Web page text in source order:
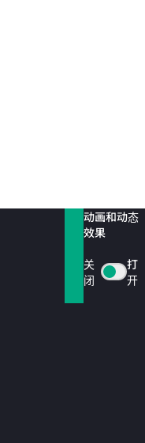
动画和动态
效果
关
闭
打
开